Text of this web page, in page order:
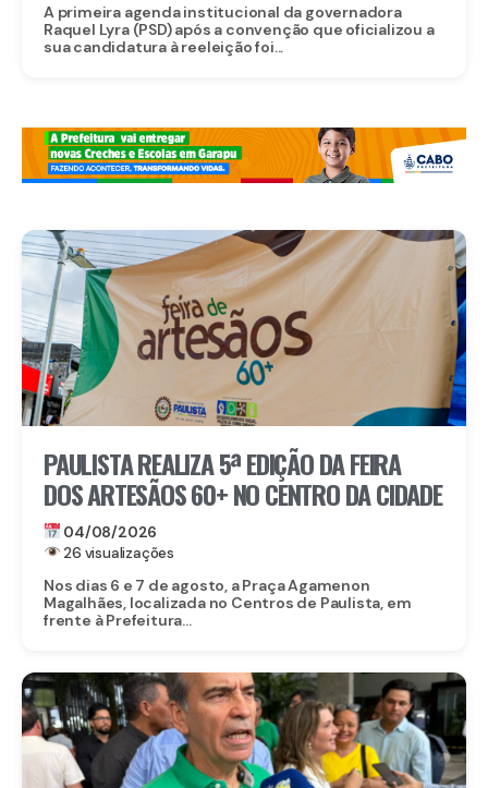
A primeira agenda institucional da governadora
Raquel Lyra (PSD) após a convenção que oficializou a
sua candidatura à reeleição foi...
PAULISTA REALIZA 5ª EDIÇÃO DA FEIRA
DOS ARTESÃOS 60+ NO CENTRO DA CIDADE
04/08/2026
26 visualizações
Nos dias 6 e 7 de agosto, a Praça Agamenon
Magalhães, localizada no Centros de Paulista, em
frente à Prefeitura...